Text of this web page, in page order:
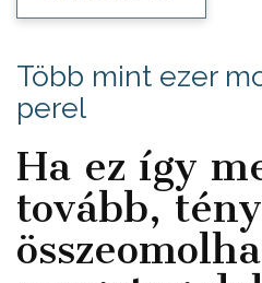
Több mint ezer
perel
Ha ez így
tovább,